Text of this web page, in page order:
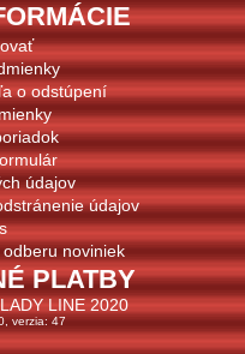
o odstúpení
údajov
údajov
noviniek
PLATBY
LINE 2020
verzia: 47